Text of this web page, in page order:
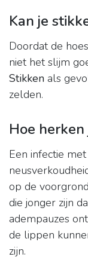
Kan je
Doordat de
niet het slijm
Stikken als
zelden.
Hoe
Een infectie
op de
die jonger zijn
adempauzes
de lippen
zijn.